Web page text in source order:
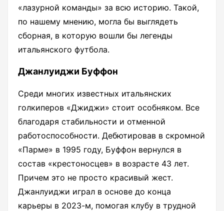
«лазурной команды» за всю историю. Такой,
по нашему мнению, могла бы выглядеть
сборная, в которую вошли бы легенды
итальянского футбола.
Джанлуиджи Буффон
Среди многих известных итальянских
голкиперов «Джиджи» стоит особняком. Все
благодаря стабильности и отменной
работоспособности. Дебютировав в скромной
«Парме» в 1995 году, Буффон вернулся в
состав «крестоносцев» в возрасте 43 лет.
Причем это не просто красивый жест.
Джанлуиджи играл в основе до конца
карьеры в 2023-м, помогая клубу в трудной